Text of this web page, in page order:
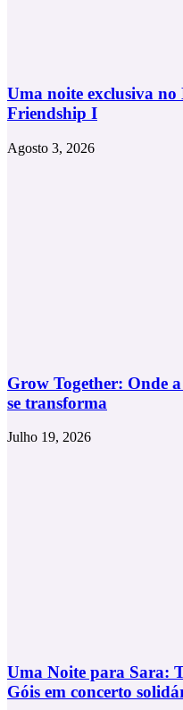
Uma noite exclusiva
Friendship I
Agosto 3, 2026
Grow Together: Onde a
se transforma
Julho 19, 2026
Uma Noite para Sara:
Góis em concerto